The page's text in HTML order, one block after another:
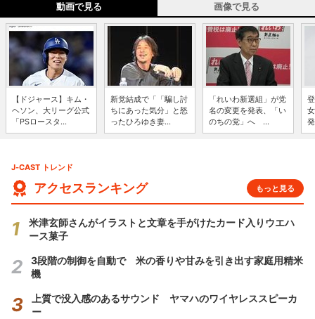
動画で見る 画像で見る
【ドジャース】キム・
ヘソン、大リーグ公式
「PSロースタ...
新党結成で「「騙し討
ちにあった気分」と怒
ったひろゆき妻...
「れいわ新選組」が党
名の変更を発表、「い
のちの党」へ ...
J-CAST トレンド
アクセスランキング もっと見る
米津玄師さんがイラストと文章を手がけたカード入りウエハ
ース菓子
3段階の制御を自動で 米の香りや甘みを引き出す家庭用精米
機
上質で没入感のあるサウンド ヤマハのワイヤレススピーカ
ー